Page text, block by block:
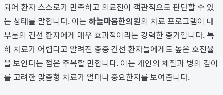
되어 환자 스스로가 만족하고 의료진이 객관적으로 판단할 수 있
는 상태를 말합니다. 이는 하늘마음한의원의 치료 프로그램이 대
부분의 건선 환자에게 매우 효과적이라는 강력한 증거입니다. 특
히 치료가 어렵다고 알려진 중증 건선 환자들에게도 높은 호전율
을 보인다는 점은 주목할 만합니다. 이는 개인의 체질과 병의 깊이
를 고려한 맞춤형 치료가 얼마나 중요한지를 보여줍니다.